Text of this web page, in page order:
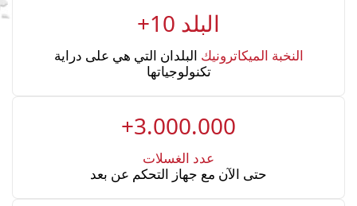
+10 البلد
النخبة الميكاترونيك البلدان التي هي على دراية
تكنولوجياتها
+3.000.000
عدد الغسلات
حتى الآن مع جهاز التحكم عن بعد